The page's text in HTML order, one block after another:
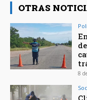
OTRAS
8